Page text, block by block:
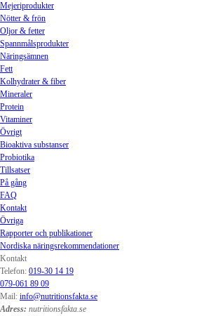
Mejeriprodukter
Nötter & frön
Oljor & fetter
Spannmålsprodukter
Näringsämnen
Fett
Kolhydrater & fiber
Mineraler
Protein
Vitaminer
Övrigt
Bioaktiva substanser
Probiotika
Tillsatser
På gång
FAQ
Kontakt
Övriga
Rapporter och publikationer
Nordiska näringsrekommendationer
Kontakt
Telefon: 019-30 14 19
079-061 89 09
Mail: info@nutritionsfakta.se
Adress: nutritionsfakta.se